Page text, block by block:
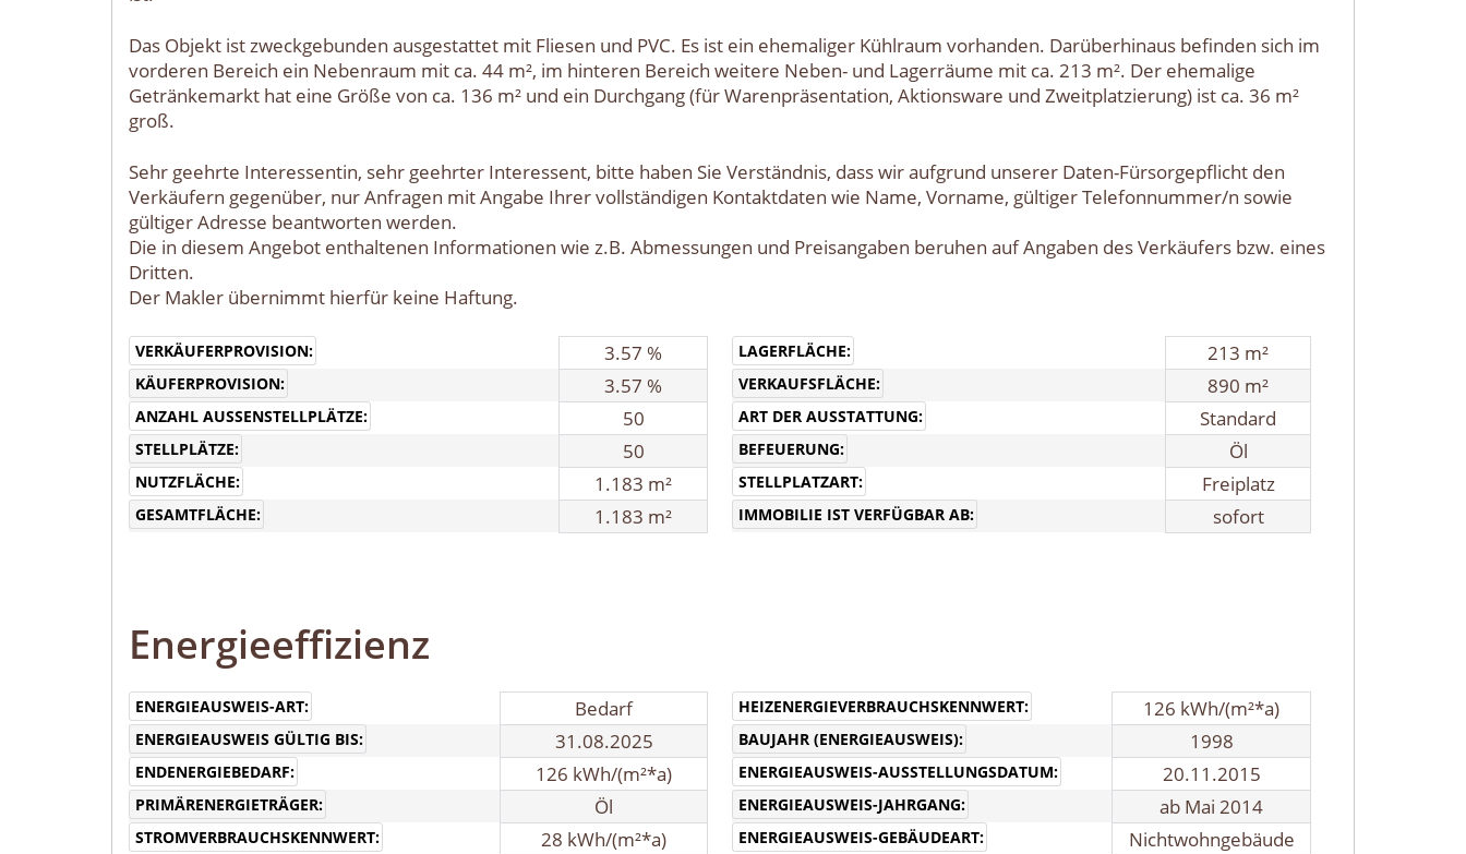
Das Objekt ist zweckgebunden ausgestattet mit Fliesen und PVC. Es ist ein ehemaliger Kühlraum vorhanden. Darüberhinaus befinden sich im
vorderen Bereich ein Nebenraum mit ca. 44 m², im hinteren Bereich weitere Neben- und Lagerräume mit ca. 213 m². Der ehemalige
Getränkemarkt hat eine Größe von ca. 136 m² und ein Durchgang (für Warenpräsentation, Aktionsware und Zweitplatzierung) ist ca. 36 m²
groß.
Sehr geehrte Interessentin, sehr geehrter Interessent, bitte haben Sie Verständnis, dass wir aufgrund unserer Daten-Fürsorgepflicht den
Verkäufern gegenüber, nur Anfragen mit Angabe Ihrer vollständigen Kontaktdaten wie Name, Vorname, gültiger Telefonnummer/n sowie
gültiger Adresse beantworten werden.
Die in diesem Angebot enthaltenen Informationen wie z.B. Abmessungen und Preisangaben beruhen auf Angaben des Verkäufers bzw. eines
Dritten.
Der Makler übernimmt hierfür keine Haftung.
VERKÄUFERPROVISION: 3.57 %
KÄUFERPROVISION: 3.57 %
ANZAHL AUSSENSTELLPLÄTZE: 50
STELLPLÄTZE: 50
NUTZFLÄCHE: 1.183 m²
GESAMTFLÄCHE: 1.183 m²
LAGERFLÄCHE: 213 m²
VERKAUFSFLÄCHE: 890 m²
ART DER AUSSTATTUNG: Standard
BEFEUERUNG: Öl
STELLPLATZART: Freiplatz
IMMOBILIE IST VERFÜGBAR AB: sofort
Energieeffizienz
ENERGIEAUSWEIS-ART: Bedarf
ENERGIEAUSWEIS GÜLTIG BIS: 31.08.2025
ENDENERGIEBEDARF: 126 kWh/(m²*a)
PRIMÄRENERGIETRÄGER: Öl
STROMVERBRAUCHSKENNWERT: 28 kWh/(m²*a)
HEIZENERGIEVERBRAUCHSKENNWERT: 126 kWh/(m²*a)
BAUJAHR (ENERGIEAUSWEIS): 1998
ENERGIEAUSWEIS-AUSSTELLUNGSDATUM: 20.11.2015
ENERGIEAUSWEIS-JAHRGANG: ab Mai 2014
ENERGIEAUSWEIS-GEBÄUDEART: Nichtwohngebäude